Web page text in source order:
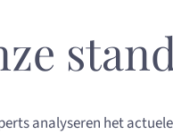
analyseren het